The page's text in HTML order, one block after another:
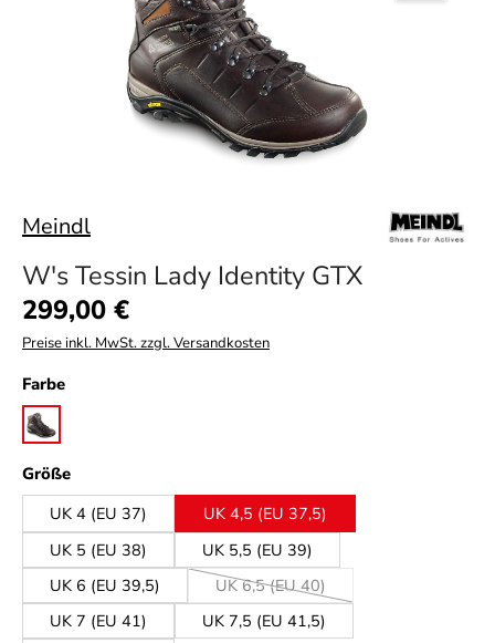
Meindl
W's Tessin Lady Identity GTX
Regulärer Preis:
299,00 €
Preise inkl. MwSt. zzgl. Versandkosten
Farbeauswählen
dunkelbraun
Größeauswählen
UK 4 (EU 37)
UK 4,5 (EU 37,5)
UK 5 (EU 38)
UK 5,5 (EU 39)
UK 6 (EU 39,5)
UK 6,5 (EU 40)
(Diese Option ist zurzeit nicht
UK 7 (EU 41)
UK 7,5 (EU 41,5)